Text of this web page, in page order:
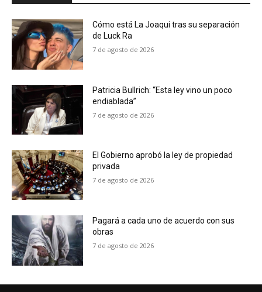
Cómo está La Joaqui tras su separación
de Luck Ra
7 de agosto de 2026
Patricia Bullrich: “Esta ley vino un poco
endiablada”
7 de agosto de 2026
El Gobierno aprobó la ley de propiedad
privada
7 de agosto de 2026
Pagará a cada uno de acuerdo con sus
obras
7 de agosto de 2026